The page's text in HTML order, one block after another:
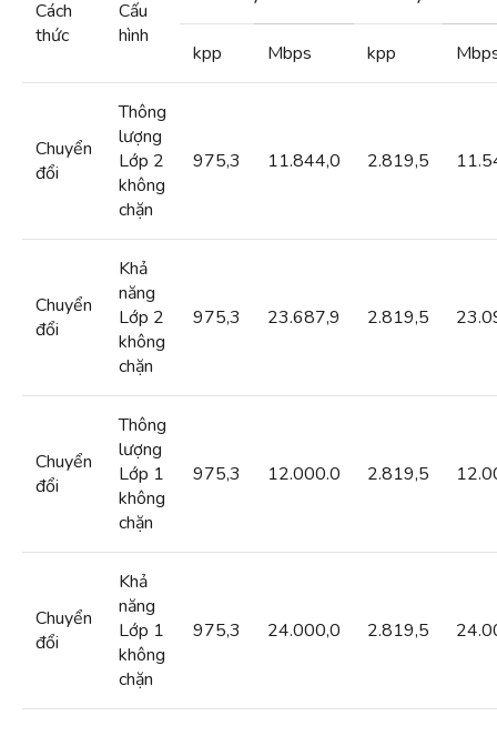
Cách
thức
Cấu
hình
kpp Mbps kpp
Chuyển
đổi
Thông
lượng
Lớp 2
không
chặn
975,3 11.844,0 2.819,5
Chuyển
đổi
Khả
năng
Lớp 2
không
chặn
975,3 23.687,9 2.819,5
Chuyển
đổi
Thông
lượng
Lớp 1
không
chặn
975,3 12.000.0 2.819,5
Chuyển
đổi
Khả
năng
Lớp 1
không
chặn
975,3 24.000,0 2.819,5